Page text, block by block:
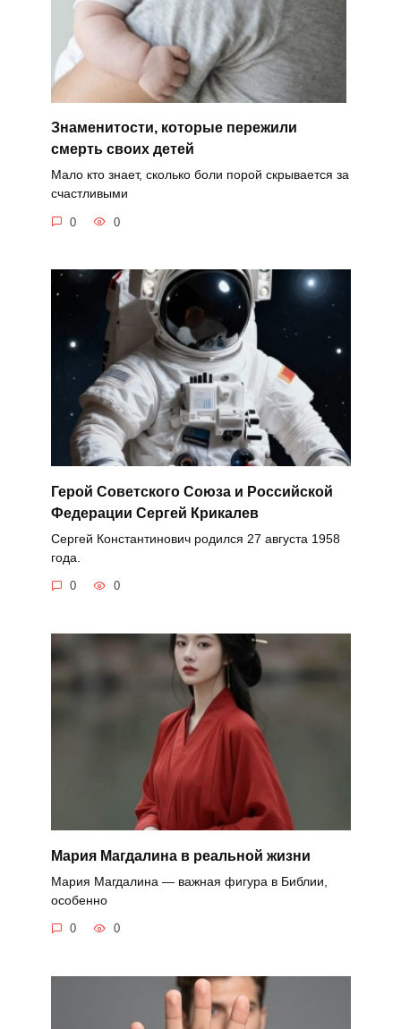
Знаменитости, которые пережили
смерть своих детей
Мало кто знает, сколько боли порой скрывается за
счастливыми
0 0
Герой Советского Союза и Российской
Федерации Сергей Крикалев
Сергей Константинович родился 27 августа 1958
года.
0 0
Мария Магдалина в реальной жизни
Мария Магдалина — важная фигура в Библии,
особенно
0 0